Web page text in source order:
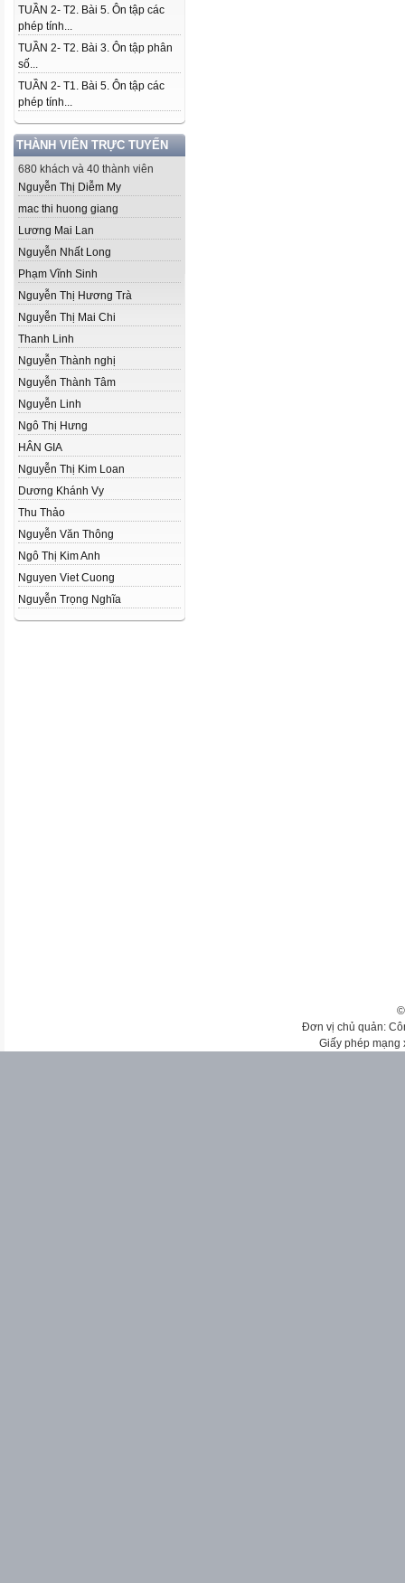
TUẦN 2- T2. Bài 5. Ôn tập các
phép tính...
TUẦN 2- T2. Bài 3. Ôn tập phân
số...
TUẦN 2- T1. Bài 5. Ôn tập các
phép tính...
THÀNH VIÊN TRỰC TUYẾN
680 khách và 40 thành viên
Nguyễn Thị Diễm My
mac thi huong giang
Lương Mai Lan
Nguyễn Nhất Long
Phạm Vĩnh Sinh
Nguyễn Thị Hương Trà
Nguyễn Thị Mai Chi
Thanh Linh
Nguyễn Thành nghị
Nguyễn Thành Tâm
Nguyễn Linh
Ngô Thị Hưng
HÂN GIA
Nguyễn Thị Kim Loan
Dương Khánh Vy
Thu Thảo
Nguyễn Văn Thông
Ngô Thị Kim Anh
Nguyen Viet Cuong
Nguyễn Trọng Nghĩa
Đơn vị chủ quản:
Giấy phép mạng